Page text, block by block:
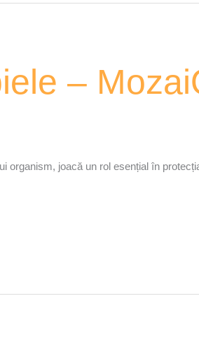
–
organism, joacă un rol esențial în